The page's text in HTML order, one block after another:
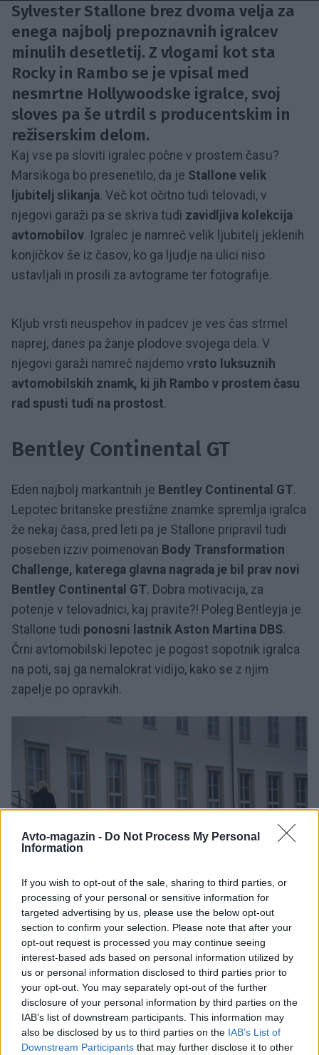
Avto-magazin - Do Not Process My Personal
Information
If you wish to opt-out of the sale, sharing to third parties, or
processing of your personal or sensitive information for
targeted advertising by us, please use the below opt-out
section to confirm your selection. Please note that after your
opt-out request is processed you may continue seeing
interest-based ads based on personal information utilized by
us or personal information disclosed to third parties prior to
your opt-out. You may separately opt-out of the further
disclosure of your personal information by third parties on the
IAB’s list of downstream participants. This information may
also be disclosed by us to third parties on the IAB’s List of
Downstream Participants that may further disclose it to other
Sylvester Stallone brez dvoma velja za
enega najbolj prepoznavnih igralcev
minulih desetletij. Z vlogami kot sta
Rocky in Rambo se je vpisal med
nesmrtne Hollywoodske igralce, svoj
sloves pa še utrdil s producentskim in
režiserskim delom.
Kaj vse pa sloviti igralec počne v prostem času?
Marsikoga bo presenetilo, da je Stallone velik
ljubitelj slikanja. Več kot očitno tudi telovadi, v
njegovi garaži pa se skriva tudi zavidljiva kolekcija
avtomobilov. Igralec je namreč velik ljubitelj jeklenih
konjičkov še iz časov, ko ga ljudje na ulici niso
ustavljali in prosili za avtograme ter fotografije.
Kljub vrsti neuspehov in padcev je ves čas strmel
naprej, danes pa žanje plodove svojega dela. V
njegovi garaži namreč najdemo vrsto luksuznih
avtomobilskih znamk, ki jih Rambo v prostem času
rad spusti tudi na prostost.
Bentley Continental GT
Eden najbolj markantnih je Bentley Continental GT.
Lepotec britanske prestižne znamke spremlja igralca
že nekaj časa, pred leti pa je Stallone pripravil tudi
poseben izziv poimenovan Body Transformation
Challenge, katerega glavna nagrada je bil prav novi
Bentley Continental GT. Dobra motivacija, za
potenje v telovadnici, kaj pravite?! Poleg Bentleyja je
Stallone tudi ponosni lastnik Aston Martina DBS.
Črni avtomobilski lepotec je pogost sopotnik igralca
na poti, saj ga nemalokrat vidijo, kako se z njim
zapelje po opravkih.
3 / 5
Profimedia
Ferrari 599 GTB Fiorano
Poleg prestižnih avtomobilskih znamk z Otoka, pa
Stallone prisega tudi na svoje italijanske korenine.